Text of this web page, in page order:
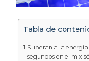
Tabla de
Superan a la
segundos en el mix